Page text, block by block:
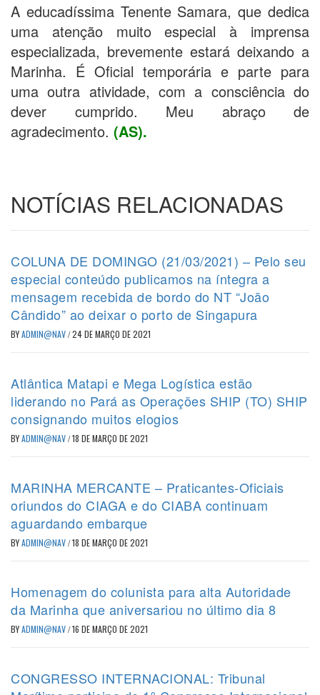
A educadíssima Tenente Samara, que dedica
uma atenção muito especial à imprensa
especializada, brevemente estará deixando a
Marinha. É Oficial temporária e parte para
uma outra atividade, com a consciência do
dever cumprido. Meu abraço de
agradecimento. (AS).
NOTÍCIAS RELACIONADAS
COLUNA DE DOMINGO (21/03/2021) – Pelo seu
especial conteúdo publicamos na íntegra a
mensagem recebida de bordo do NT “João
Cândido” ao deixar o porto de Singapura
BYADMIN@NAV/24 DE MARÇO DE 2021
Atlântica Matapi e Mega Logística estão
liderando no Pará as Operações SHIP (TO) SHIP
consignando muitos elogios
BYADMIN@NAV/18 DE MARÇO DE 2021
MARINHA MERCANTE – Praticantes-Oficiais
oriundos do CIAGA e do CIABA continuam
aguardando embarque
BYADMIN@NAV/18 DE MARÇO DE 2021
Homenagem do colunista para alta Autoridade
da Marinha que aniversariou no último dia 8
BYADMIN@NAV/16 DE MARÇO DE 2021
CONGRESSO INTERNACIONAL: Tribunal